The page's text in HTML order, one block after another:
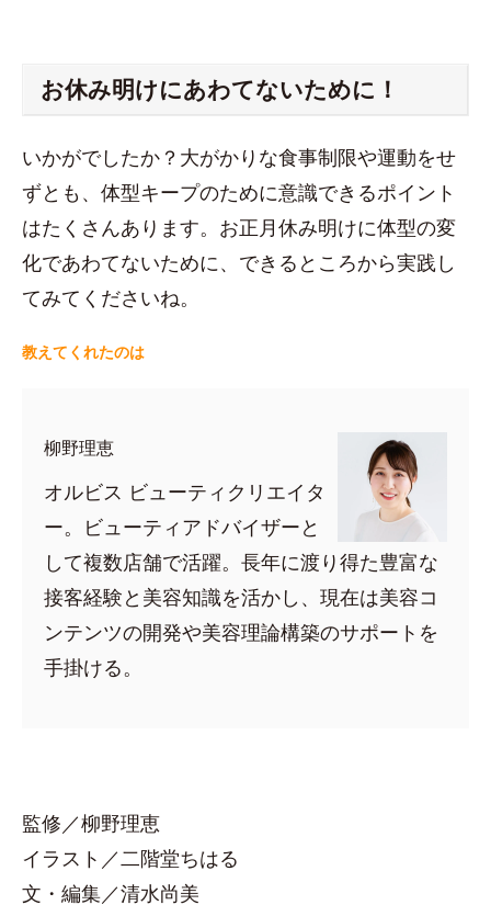
お休み明けにあわてないために！
いかがでしたか？大がかりな食事制限や運動をせ
ずとも、体型キープのために意識できるポイント
はたくさんあります。お正月休み明けに体型の変
化であわてないために、できるところから実践し
てみてくださいね。
教えてくれたのは
柳野理恵
オルビス ビューティクリエイタ
ー。ビューティアドバイザーと
して複数店舗で活躍。長年に渡り得た豊富な
接客経験と美容知識を活かし、現在は美容コ
ンテンツの開発や美容理論構築のサポートを
手掛ける。
監修／柳野理恵
イラスト／二階堂ちはる
文・編集／清水尚美